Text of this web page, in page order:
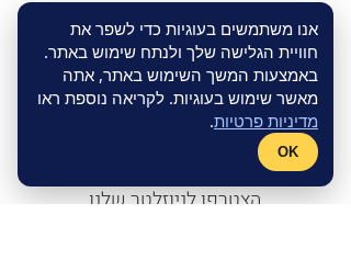
אנו משתמשים בעוגיות כדי לשפר את
חוויית הגלישה שלך ולנתח שימוש באתר.
באמצעות המשך השימוש באתר, אתה
מאשר שימוש בעוגיות. לקריאה נוספת ראו
מדיניות פרטיות.
OK
לקריאת הכתבה
הצטרפו לניוזלטר שלנו